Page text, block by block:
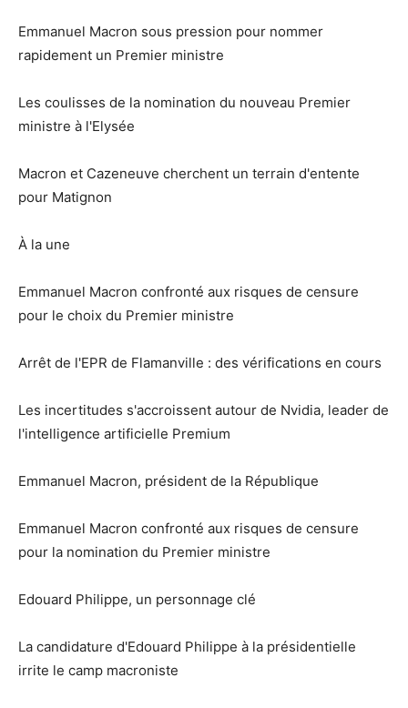
Emmanuel Macron sous pression pour nommer
rapidement un Premier ministre
Les coulisses de la nomination du nouveau Premier
ministre à l'Elysée
Macron et Cazeneuve cherchent un terrain d'entente
pour Matignon
À la une
Emmanuel Macron confronté aux risques de censure
pour le choix du Premier ministre
Arrêt de l'EPR de Flamanville : des vérifications en cours
Les incertitudes s'accroissent autour de Nvidia, leader de
l'intelligence artificielle Premium
Emmanuel Macron, président de la République
Emmanuel Macron confronté aux risques de censure
pour la nomination du Premier ministre
Edouard Philippe, un personnage clé
La candidature d'Edouard Philippe à la présidentielle
irrite le camp macroniste